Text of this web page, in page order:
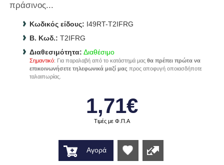
πράσινος...
Κωδικός είδους: I49RT-T2IFRG
B. Κωδ.: T2IFRG
Διαθεσιμότητα: Διαθέσιμο
Σημαντικό: Για παραλαβή από το κατάστημά μας θα πρέπει πρώτα να
επικοινωνήσετε τηλεφωνικά μαζί μας προς αποφυγή οποιασδήποτε
ταλαιπωρίας.
1,71€
Τιμές με Φ.Π.Α
Αγορά Wishlist